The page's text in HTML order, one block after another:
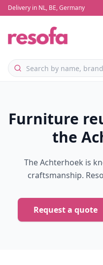
Delivery in NL, BE, Germany
Furniture
the
The Achterhoek is
craftsmanship.
Request a quote